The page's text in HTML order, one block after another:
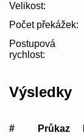
Velikost:
Počet překážek:
Postupová
rychlost:
Výsledky
# Průkaz